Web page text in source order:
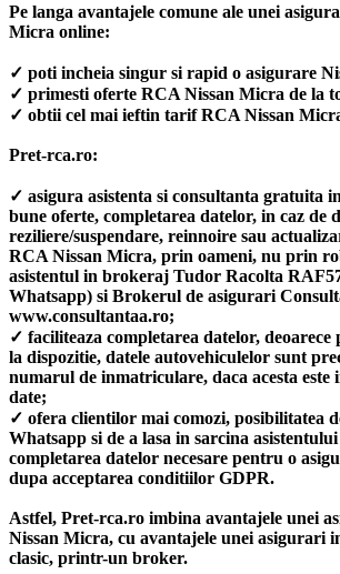
Pe langa avantajele comune ale unei
Micra online:
✓ poti incheia singur si rapid o asigurare
✓ primesti oferte RCA Nissan Micra de la
✓ obtii cel mai ieftin tarif RCA Nissan
Pret-rca.ro:
✓ asigura asistenta si consultanta gratuita
bune oferte, completarea datelor, in caz de
reziliere/suspendare, reinnoire sau
RCA Nissan Micra, prin oameni, nu prin
asistentul in brokeraj Tudor Racolta
Whatsapp) si Brokerul de asigurari
www.consultantaa.ro;
✓ faciliteaza completarea datelor,
la dispozitie, datele autovehiculelor sunt
numarul de inmatriculare, daca acesta este
date;
✓ ofera clientilor mai comozi, posibilitatea
Whatsapp si de a lasa in sarcina
completarea datelor necesare pentru o
dupa acceptarea conditiilor GDPR.
Astfel, Pret-rca.ro imbina avantajele unei
Nissan Micra, cu avantajele unei asigurari
clasic, printr-un broker.